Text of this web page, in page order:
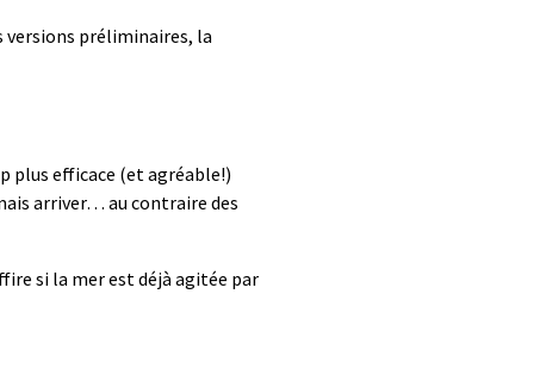
versions préliminaires, la
plus efficace (et agréable!)
arriver… au contraire des
si la mer est déjà agitée par